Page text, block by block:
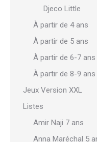
Djeco Little
À partir de 4 ans
À partir de 5 ans
À partir de 6-7 ans
À partir de 8-9 ans
Jeux Version XXL
Listes
Amir Naji 7 ans
Anna Maréchal 5